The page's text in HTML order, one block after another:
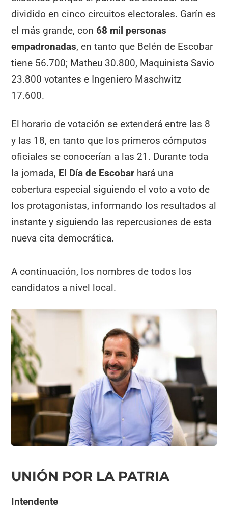
dividido en cinco circuitos electorales. Garín es
el más grande, con 68 mil personas
empadronadas, en tanto que Belén de Escobar
tiene 56.700; Matheu 30.800, Maquinista Savio
23.800 votantes e Ingeniero Maschwitz
17.600.
El horario de votación se extenderá entre las 8
y las 18, en tanto que los primeros cómputos
oficiales se conocerían a las 21. Durante toda
la jornada, El Día de Escobar hará una
cobertura especial siguiendo el voto a voto de
los protagonistas, informando los resultados al
instante y siguiendo las repercusiones de esta
nueva cita democrática.
A continuación, los nombres de todos los
candidatos a nivel local.
UNIÓN POR LA PATRIA
Intendente